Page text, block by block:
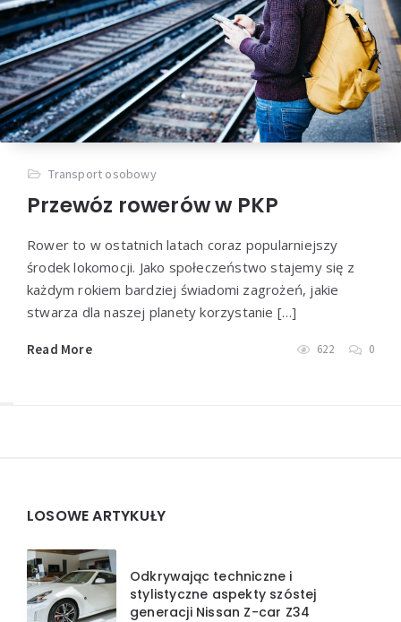
Transport osobowy
Przewóz rowerów w PKP
Rower to w ostatnich latach coraz popularniejszy
środek lokomocji. Jako społeczeństwo stajemy się z
każdym rokiem bardziej świadomi zagrożeń, jakie
stwarza dla naszej planety korzystanie […]
Read More 622 0
LOSOWE ARTYKUŁY
Odkrywając techniczne i
stylistyczne aspekty szóstej
generacji Nissan Z-car Z34